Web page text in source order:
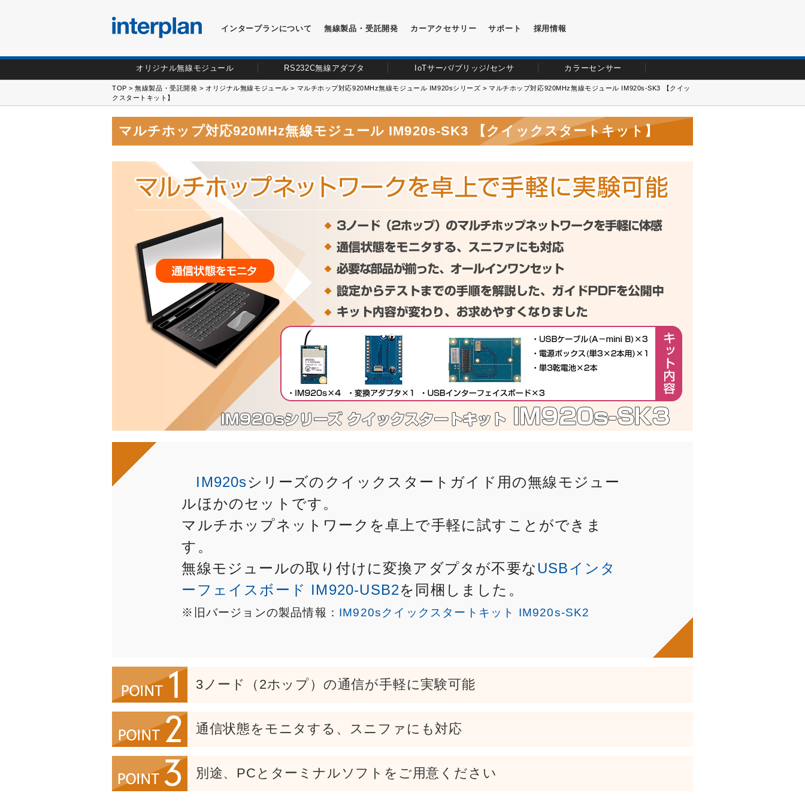
インタープランについて 無線製品・受託開発 カーアクセサリー サポート 採用情報
オリジナル無線モジュール RS232C無線アダプタ IoTサーバ/ブリッジ/センサ カラーセンサー
TOP >無線製品・受託開発 > オリジナル無線モジュール > マルチホップ対応920MHz無線モジュール IM920sシリーズ > マルチホップ対応920MHz無線モジュール IM920s-SK3 【クイッ
クスタートキット】
マルチホップ対応920MHz無線モジュール IM920s-SK3 【クイックスタートキット】
IM920sシリーズのクイックスタートガイド用の無線モジュー
ルほかのセットです。
マルチホップネットワークを卓上で手軽に試すことができま
す。
無線モジュールの取り付けに変換アダプタが不要なUSBインタ
ーフェイスボード IM920-USB2を同梱しました。
※旧バージョンの製品情報： IM920sクイックスタートキット IM920s-SK2
3ノード（2ホップ）の通信が手軽に実験可能
通信状態をモニタする、スニファにも対応
別途、PCとターミナルソフトをご用意ください